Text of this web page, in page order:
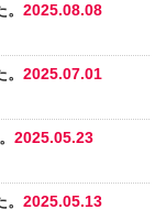
2025.08.08
2025.07.01
2025.05.23
2025.05.13